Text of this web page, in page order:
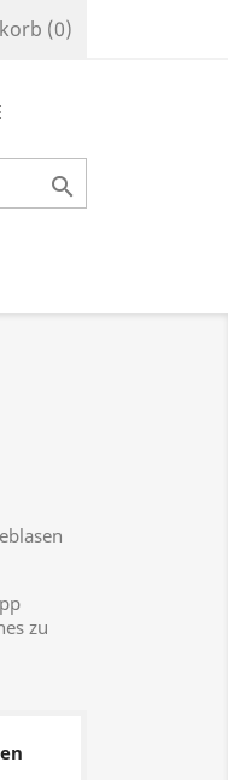
(0)

zu